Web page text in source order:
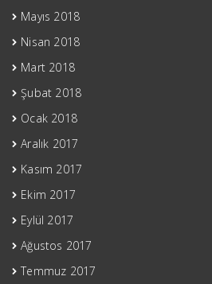
Mayıs 2018
Nisan 2018
Mart 2018
Şubat 2018
Ocak 2018
Aralık 2017
Kasım 2017
Ekim 2017
Eylül 2017
Ağustos 2017
Temmuz 2017